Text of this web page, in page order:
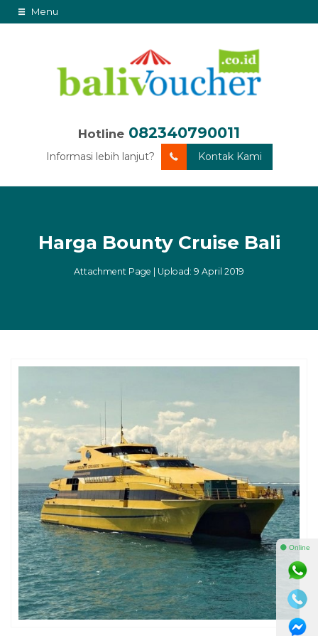
Menu
Hotline 082340790011
Informasi lebih lanjut? Kontak Kami
Harga Bounty Cruise Bali
Attachment Page | Upload: 9 April 2019
⚫ Online